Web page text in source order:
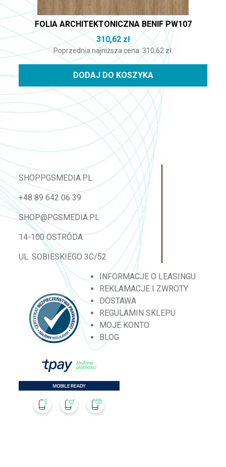
FOLIA ARCHITEKTONICZNA BENIF PW107
310,62 zł
Poprzednia najniższa cena: 310,62 zł.
DODAJ DO KOSZYKA
SHOP.PGSMEDIA.PL
+48 89 642 06 39
SHOP@PGSMEDIA.PL
14-100 OSTRÓDA
UL. SOBIESKIEGO 3C/52
INFORMACJE O LEASINGU
REKLAMACJE I ZWROTY
DOSTAWA
REGULAMIN SKLEPU
MOJE KONTO
BLOG